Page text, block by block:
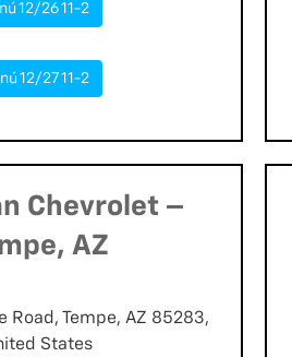
12/26 11-2
12/27 11-2
Chevrolet –
AZ
Road, Tempe, AZ 85283,
States